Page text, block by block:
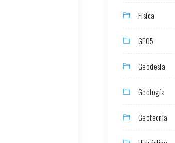
Física
GEO5
Geodesia
Geología
Geotecnia